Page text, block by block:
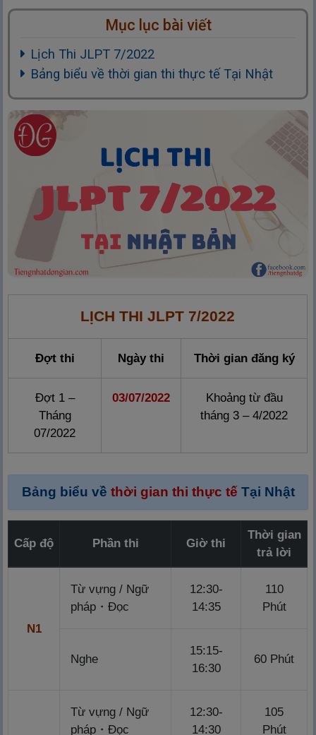
Mục lục bài viết
Lịch Thi JLPT 7/2022
Bảng biểu về thời gian thi thực tế Tại Nhật
LỊCH THI JLPT 7/2022
Đợt thi Ngày thi Thời gian đăng ký
Đợt 1 –
Tháng
07/2022
03/07/2022
Khoảng từ đầu
tháng 3 – 4/2022
Bảng biểu về thời gian thi thực tế Tại Nhật
Cấp độ Phần thi Giờ thi
Thời gian
trả lời
N1
Từ vựng / Ngữ
pháp・Đọc
12:30-
14:35
110
Phút
Nghe
15:15-
16:30
60 Phút
Từ vựng / Ngữ
pháp・Đọc
12:30-
14:30
105
Phút